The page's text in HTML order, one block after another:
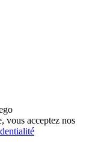
vous acceptez nos